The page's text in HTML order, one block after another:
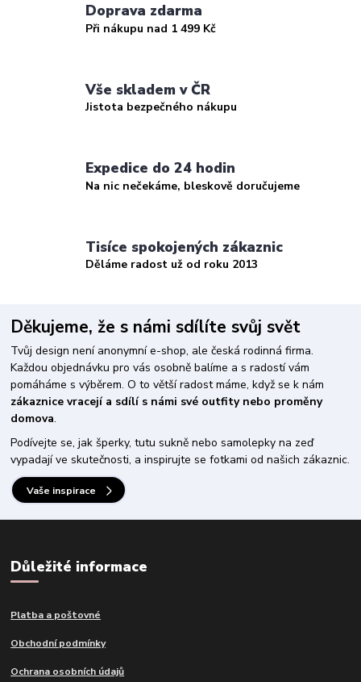
Doprava zdarma
Při nákupu nad 1 499 Kč
Vše skladem v ČR
Jistota bezpečného nákupu
Expedice do 24 hodin
Na nic nečekáme, bleskově doručujeme
Tisíce spokojených zákaznic
Děláme radost už od roku 2013
Děkujeme, že s námi sdílíte svůj svět
Tvůj design není anonymní e-shop, ale česká rodinná firma.
Každou objednávku pro vás osobně balíme a s radostí vám
pomáháme s výběrem. O to větší radost máme, když se k nám
zákaznice vracejí a sdílí s námi své outfity nebo proměny
domova.
Podívejte se, jak šperky, tutu sukně nebo samolepky na zeď
vypadají ve skutečnosti, a inspirujte se fotkami od našich zákaznic.
Vaše inspirace
Důležité informace
Platba a poštovné
Obchodní podmínky
Ochrana osobních údajů